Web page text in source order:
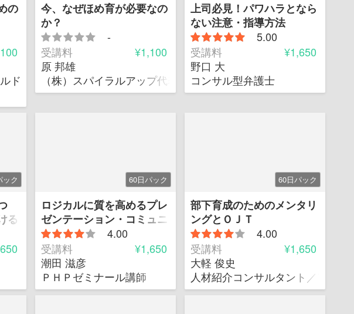
一級販売士
の
ド・ブリス 代表取締役
今、なぜほめ育が必要なの
か？
-
受講料
¥1,100
原 邦雄
（株）スパイラルアップ代表取締役 一般社団法人日本ほめ育協
上司必見！パワハラとなら
ない注意・指導方法
5.00
受講料
¥1,650
野口 大
コンサル型弁護士
ック
る
60日パック
ロジカルに質を高めるプレ
ゼンテーション・コミュニ
ケーション
4.00
受講料
¥1,650
潮田 滋彦
ＰＨＰゼミナール講師
60日パック
部下育成のためのメンタリ
ングとＯＪＴ
4.00
受講料
¥1,650
大軽 俊史
人材紹介コンサルタント／アク